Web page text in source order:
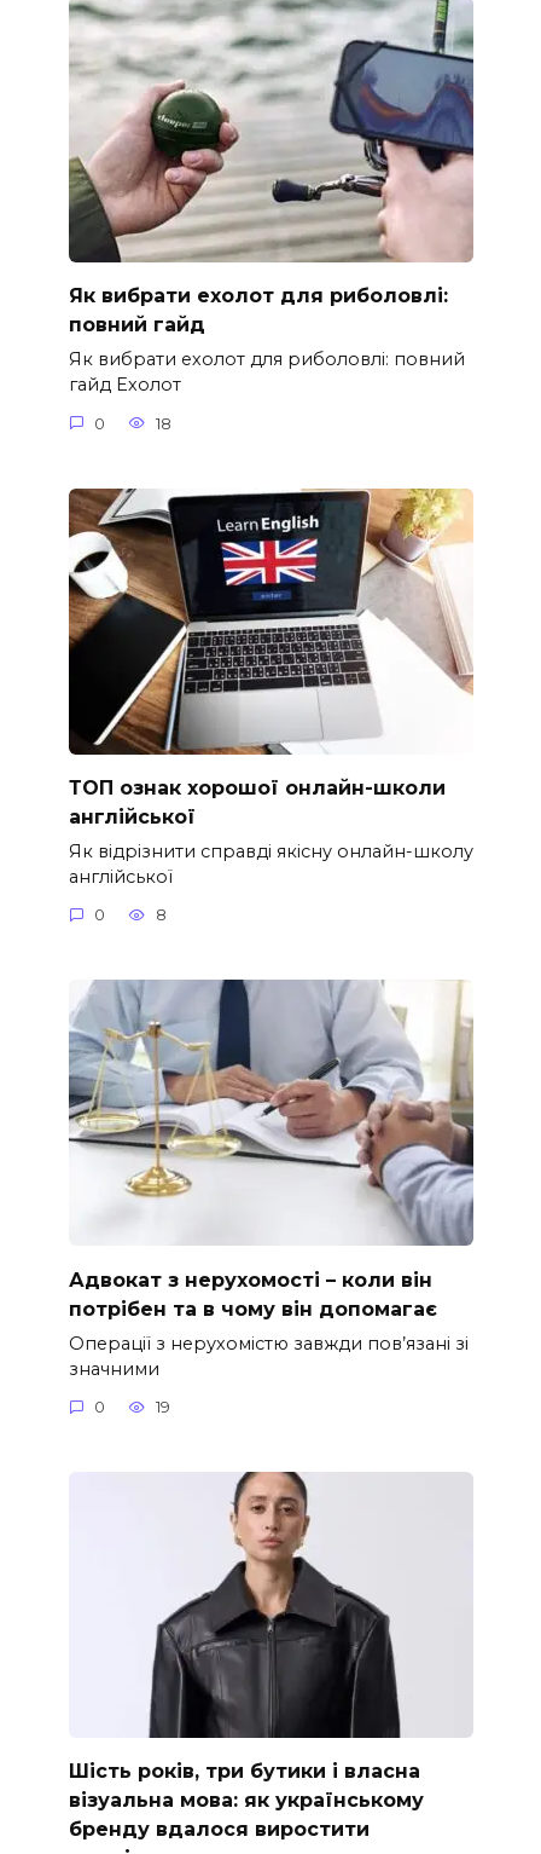
Як вибрати ехолот для риболовлі:
повний гайд
Як вибрати ехолот для риболовлі: повний
гайд Ехолот
0 18
ТОП ознак хорошої онлайн-школи
англійської
Як відрізнити справді якісну онлайн-школу
англійської
0 8
Адвокат з нерухомості – коли він
потрібен та в чому він допомагає
Операції з нерухомістю завжди пов’язані зі
значними
0 19
Шість років, три бутики і власна
візуальна мова: як українському
бренду вдалося виростити